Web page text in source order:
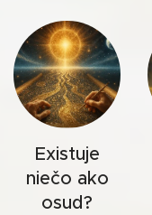
Existuje
niečo ako
osud?